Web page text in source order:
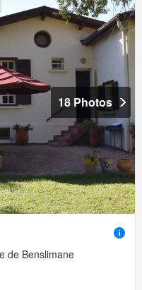
18 Photos
de Benslimane